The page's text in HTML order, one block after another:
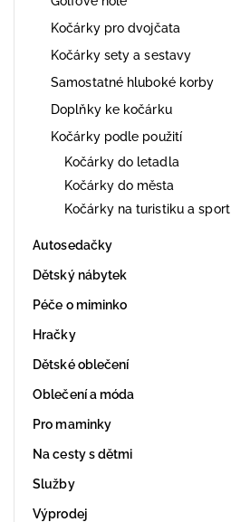
Kočárky pro dvojčata
Kočárky sety a sestavy
Samostatné hluboké korby
Doplňky ke kočárku
Kočárky podle použití
Kočárky do letadla
Kočárky do města
Kočárky na turistiku a sport
Autosedačky
Dětský nábytek
Péče o miminko
Hračky
Dětské oblečení
Oblečení a móda
Pro maminky
Na cesty s dětmi
Služby
Výprodej